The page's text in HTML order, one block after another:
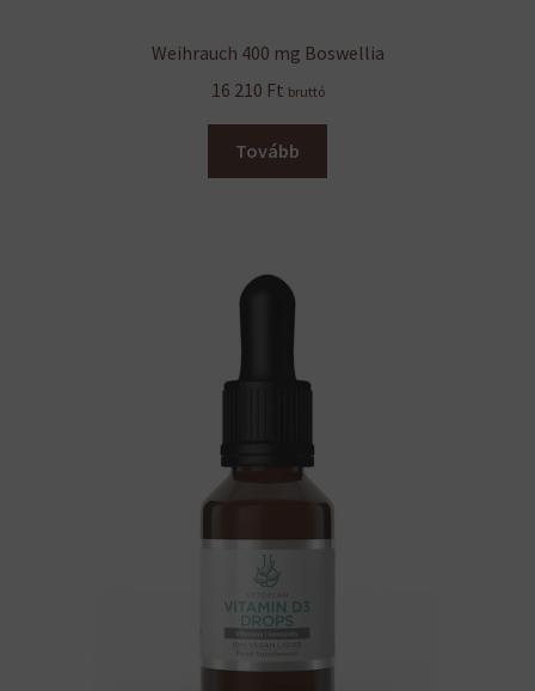
Weihrauch 400 mg Boswellia
16 210 Ft bruttó
Tovább